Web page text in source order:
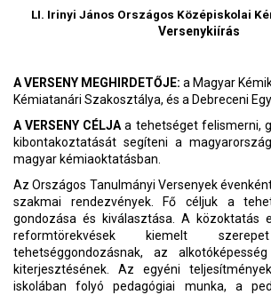
LI. Irinyi János Országos Középiskolai
Versenykiírás
A VERSENY MEGHIRDETŐJE: a Magyar
Kémiatanári Szakosztálya, és a Debreceni
A VERSENY CÉLJA a tehetséget felismerni,
kibontakoztatását segíteni a
magyar kémiaoktatásban.
Az Országos Tanulmányi Versenyek
szakmai rendezvények. Fő céljuk a
gondozása és kiválasztása. A közoktatás
reformtörekvések kiemelt
tehetséggondozásnak, az
kiterjesztésének. Az egyéni
iskolában folyó pedagógiai munka, a